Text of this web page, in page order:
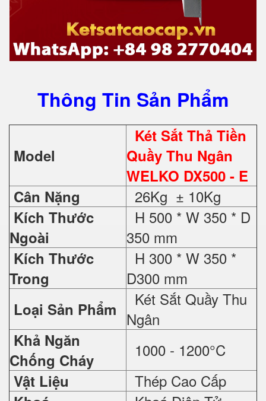
Thông Tin Sản Phẩm
Model
Két Sắt Thả Tiền
Quầy Thu Ngân
WELKO DX500 - E
Cân Nặng
26Kg ± 10Kg
Kích Thước
Ngoài
H 500 * W 350 * D
350 mm
Kích Thước
Trong
H 300 * W 350 *
D300 mm
Loại Sản Phẩm
Két Sắt Quầy Thu
Ngân
Khả Ngăn
Chống Cháy
1000 - 1200°C
Vật Liệu Thép Cao Cấp